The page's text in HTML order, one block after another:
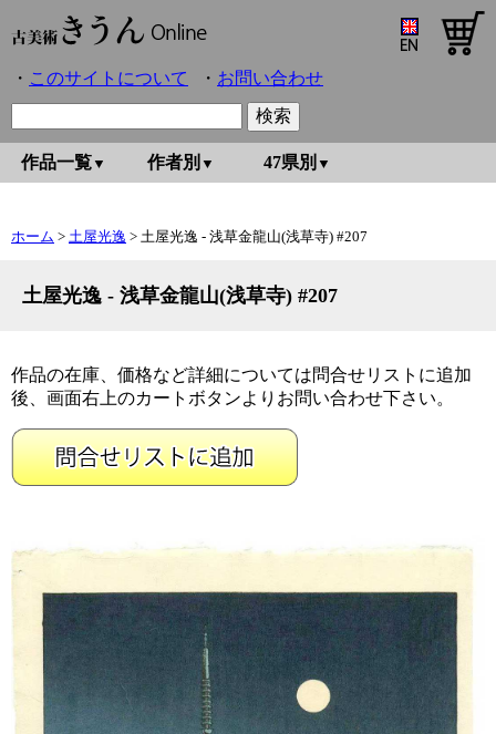
このサイトについて お問い合わせ
作品一覧 作者別 47県別
ホーム > 土屋光逸 > 土屋光逸 - 浅草金龍山(浅草寺) #207
土屋光逸 - 浅草金龍山(浅草寺) #207
作品の在庫、価格など詳細については問合せリストに追加
後、画面右上のカートボタンよりお問い合わせ下さい。